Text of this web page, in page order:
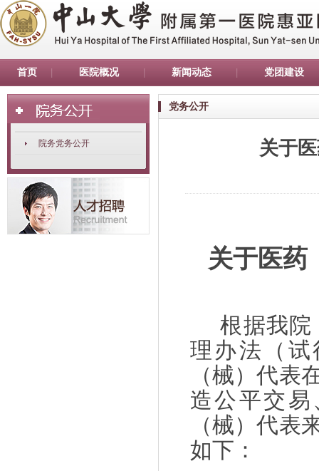
首页 医院概况 新闻动态 党团建设
院务党务公开
党务公开
关于
关于医药
根据我院
理办法（
（械）代表
造公平交
（械）代表
如下：